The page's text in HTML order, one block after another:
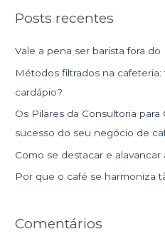
q
s
a
r
p
o
r
Posts recentes
Vale a pena ser barista fora do
Métodos filtrados na
cardápio?
Os Pilares da Consultoria para
sucesso do seu negócio de
Como se destacar e alavancar
Por que o café se harmoniza
Comentários